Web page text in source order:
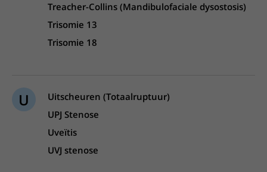
Treacher-Collins (Mandibulofaciale dysostosis)
Trisomie 13
Trisomie 18
U
Uitscheuren (Totaalruptuur)
UPJ Stenose
Uveïtis
UVJ stenose